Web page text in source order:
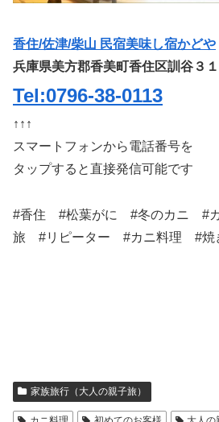
香住/佐津/柴山 民宿美味し宿かどや
兵庫県美方郡香美町香住区訓谷３
Tel:0796-38-0113
↑↑↑
スマートフォンから電話番号を
タップすると直接発信可能です
#香住 #松葉がに #冬のカニ #
旅 #リピーター #カニ料理 #焼
家族旅行（大人の親子旅）